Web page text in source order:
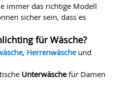
immer das richtige Modell
sicher sein, dass es
für Wäsche?
, Herrenwäscheund
Unterwäschefür Damen